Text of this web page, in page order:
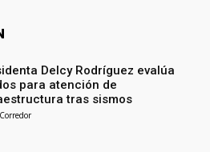
Delcy Rodríguez evalúa
para atención de
tras sismos